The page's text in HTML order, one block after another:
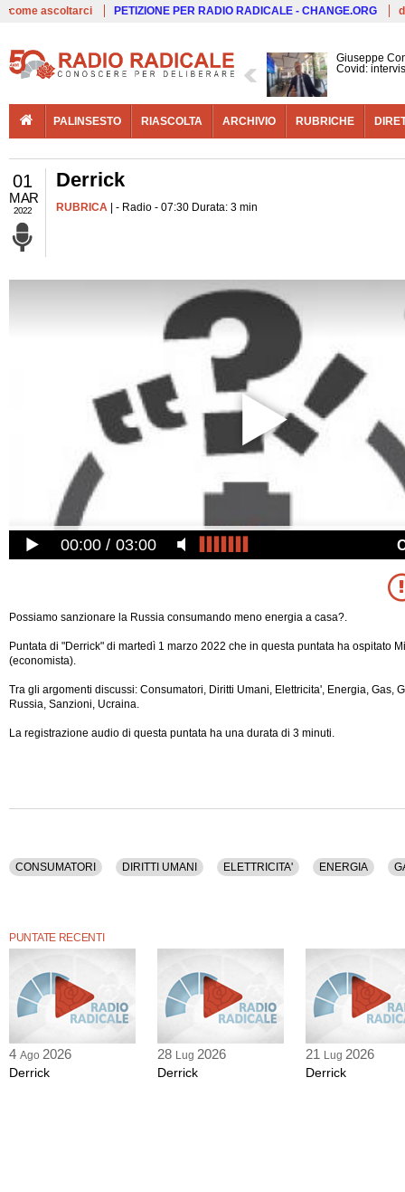
come ascoltarci PETIZIONE PER RADIO RADICALE - CHANGE.ORG
Giuseppe
Covid:
PALINSESTO RIASCOLTA ARCHIVIO RUBRICHE
01
MAR
2022
Derrick
RUBRICA | - Radio - 07:30 Durata: 3 min
00:00 03:00
Possiamo sanzionare la Russia consumando meno energia a casa?.
Puntata di "Derrick" di martedì 1 marzo 2022 che in questa puntata ha ospitato
(economista).
Tra gli argomenti discussi: Consumatori, Diritti Umani, Elettricita', Energia, Gas,
Russia, Sanzioni, Ucraina.
La registrazione audio di questa puntata ha una durata di 3 minuti.
CONSUMATORI DIRITTI UMANI ELETTRICITA' ENERGIA
PUNTATE RECENTI
4 Ago 2026
Derrick
28 Lug 2026
Derrick
21 Lug 2026
Derrick